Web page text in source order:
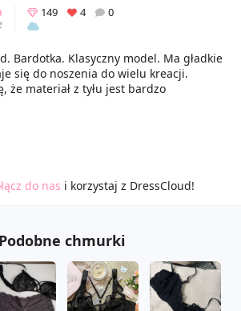
Odświeżony 08.11.2016 18:39
149 4 0
Bardotka. Klasyczny model. Ma gładkie
się do noszenia do wielu kreacji.
że materiał z tyłu jest bardzo
do nas i korzystaj z DressCloud!
Podobne chmurki